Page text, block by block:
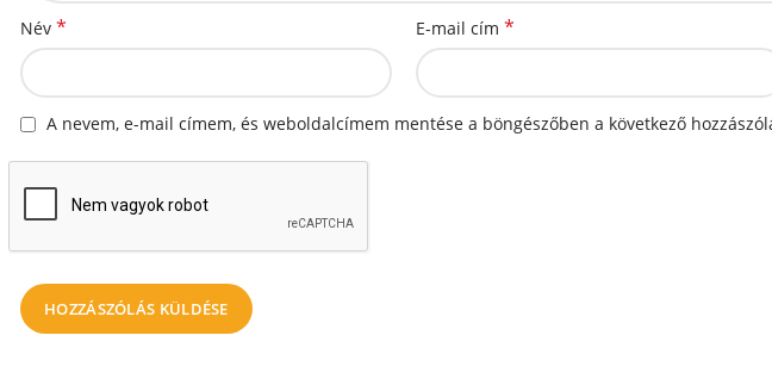
Név * E-mail cím *
A nevem, e-mail címem, és weboldalcímem mentése a böngészőben a következő